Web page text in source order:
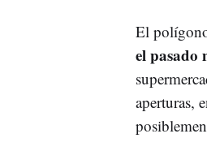
El
el pasado
aperturas,